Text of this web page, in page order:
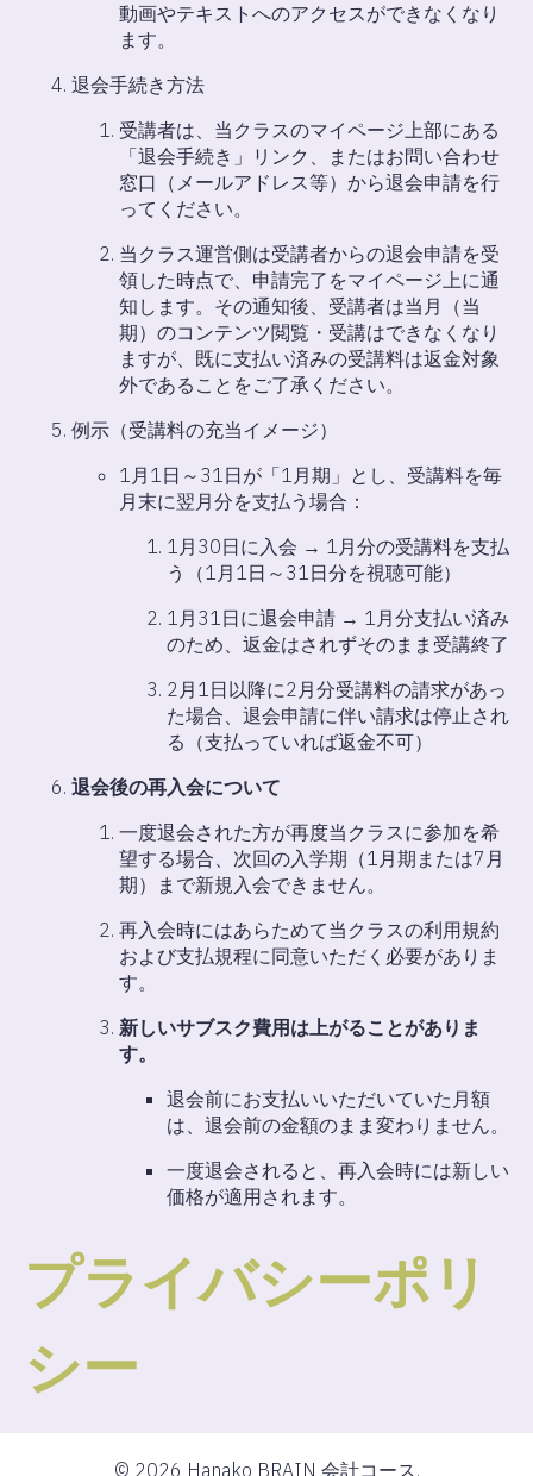
動画やテキストへのアクセスができなくなり
ます。
退会手続き方法
受講者は、当クラスのマイページ上部にある
「退会手続き」リンク、またはお問い合わせ
窓口（メールアドレス等）から退会申請を行
ってください。
当クラス運営側は受講者からの退会申請を受
領した時点で、申請完了をマイページ上に通
知します。その通知後、受講者は当月（当
期）のコンテンツ閲覧・受講はできなくなり
ますが、既に支払い済みの受講料は返金対象
外であることをご了承ください。
例示（受講料の充当イメージ）
1月1日～31日が「1月期」とし、受講料を毎
月末に翌月分を支払う場合：
1月30日に入会 → 1月分の受講料を支払
う（1月1日～31日分を視聴可能）
1月31日に退会申請 → 1月分支払い済み
のため、返金はされずそのまま受講終了
2月1日以降に2月分受講料の請求があっ
た場合、退会申請に伴い請求は停止され
る（支払っていれば返金不可）
退会後の再入会について
一度退会された方が再度当クラスに参加を希
望する場合、次回の入学期（1月期または7月
期）まで新規入会できません。
再入会時にはあらためて当クラスの利用規約
および支払規程に同意いただく必要がありま
す。
新しいサブスク費用は上がることがありま
す。
退会前にお支払いいただいていた月額
は、退会前の金額のまま変わりません。
一度退会されると、再入会時には新しい
価格が適用されます。
プライバシーポリ
シー
© 2026 Hanako BRAIN 会計コース.